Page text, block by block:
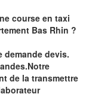
course en taxi
Bas Rhin ?
demande devis.
de la transmettre